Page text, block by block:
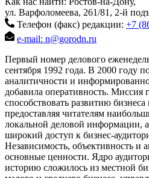
ул. Варфоломеева, 261/81, 2-й
Телефон (факс) редакции: +7
e-mail: n@gorodn.ru
Первый номер делового
сентября 1992 года. В 2000 году
аналитичности и
добавила оперативность. Миссия
способствовать развитию
предоставляя читателям
локальной деловой информации,
широкий доступ к бизнес-
Независимость, объективность и
основные ценности. Ядро
историю сложилось из местной